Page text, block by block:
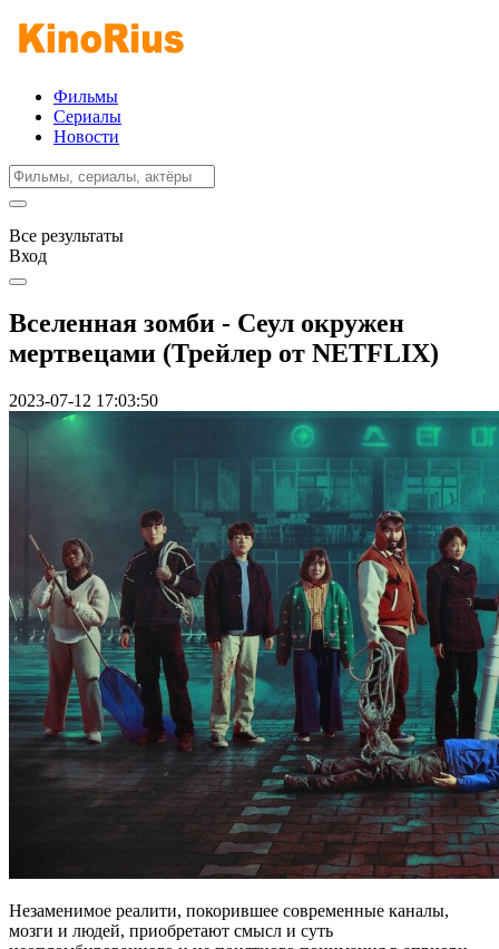
Фильмы
Сериалы
Новости
Все результаты
Вход
Вселенная зомби - Сеул окружен
мертвецами (Трейлер от NETFLIX)
2023-07-12 17:03:50
Незаменимое реалити, покорившее современные каналы,
мозги и людей, приобретают смысл и суть